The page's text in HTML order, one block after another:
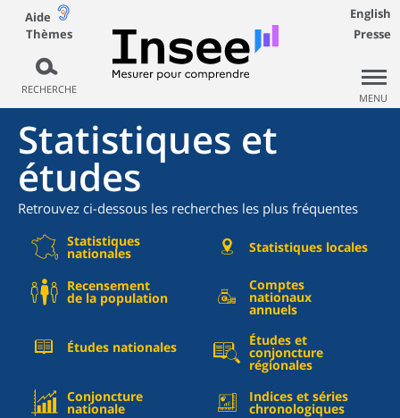
Aide
Thèmes
RECHERCHE
English
Presse
MENU
Statistiques et
études
Retrouvez ci-dessous les recherches les plus fréquentes
Statistiques
nationales Statistiques locales
Recensement
de la population
Comptes
nationaux
annuels
Études nationales Études et
conjoncture
régionales
Conjoncture
nationale
Indices et séries
chronologiques